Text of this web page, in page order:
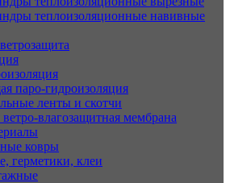
теплоизоляционные навивные
паро-гидроизоляция
ленты и скотчи
влагозащитная мембрана
ковры
герметики, клеи